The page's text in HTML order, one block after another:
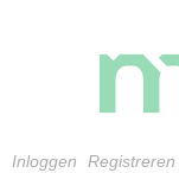
Inloggen Registreren